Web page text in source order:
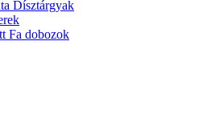
Dísztárgyak
Fa dobozok